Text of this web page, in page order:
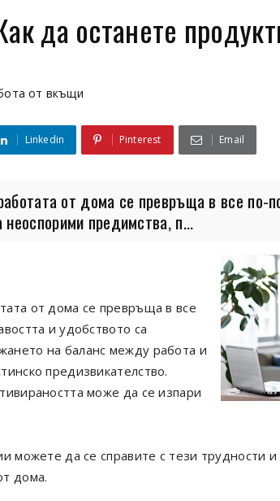
да останете
от вкъщи
Linkedin Pinterest Email
от дома се превръща в все по-
предимства, п...
от дома се превръща в все
и удобството са
на баланс между работа и
предизвикателство.
може да се изпари
можете да се справите с тези трудности
дома.